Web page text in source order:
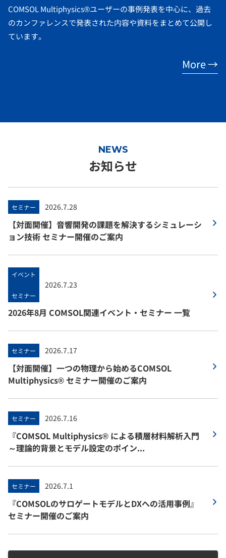
COMSOL Multiphysics®ユーザーの事例発表を中心に、過去
のカンファレンスで発表された内容や資料をまとめて公開し
ています。
More →
NEWS
お知らせ
セミナー 2026.7.28
【対面開催】音響開発の課題を解決するシミュレーシ
ョン技術 セミナー開催のご案内
イベント
セミナー
2026.7.23
2026年8月 COMSOL関連イベント・セミナー 一覧
セミナー 2026.7.17
【対面開催】一つの物理から始めるCOMSOL
Multiphysics® セミナー開催のご案内
セミナー 2026.7.16
『COMSOL Multiphysics® による積層材料解析入門
～理論的背景とモデル設定のポイン...
セミナー 2026.7.1
『COMSOLのサロゲートモデルとDXへの活用事例』
セミナー開催のご案内